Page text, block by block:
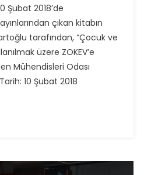
Şubat 2018’de
çıkan kitabın
tarafından, “Çocuk ve
üzere ZOKEV’e
Mühendisleri Odası
10 Şubat 2018